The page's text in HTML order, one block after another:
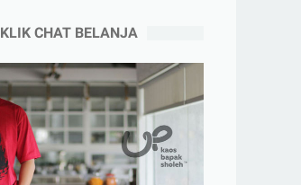
KLIK CHAT BELANJA